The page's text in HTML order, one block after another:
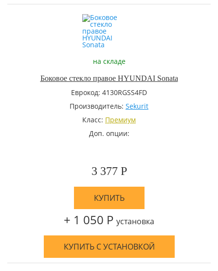
на складе
Боковое стекло правое HYUNDAI Sonata
Еврокод: 4130RGSS4FD
Производитель: Sekurit
Класс: Премиум
Доп. опции:
3 377 Р
КУПИТЬ
+ 1 050 Р установка
КУПИТЬ С УСТАНОВКОЙ